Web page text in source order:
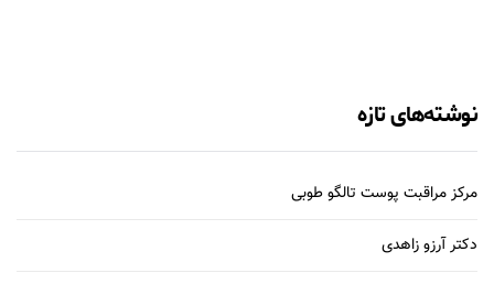
نوشته‌های تازه
مرکز مراقبت پوست تالگو طوبی
دکتر آرزو زاهدی